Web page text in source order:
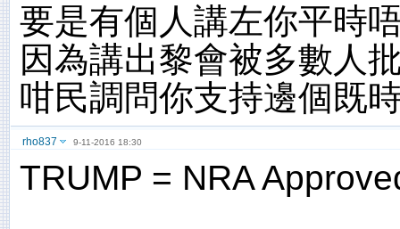
要是有個人講左你平時
因為講出黎會被多數人
咁民調問你支持邊個既
rho837 9-11-2016 18:30
TRUMP = NRA